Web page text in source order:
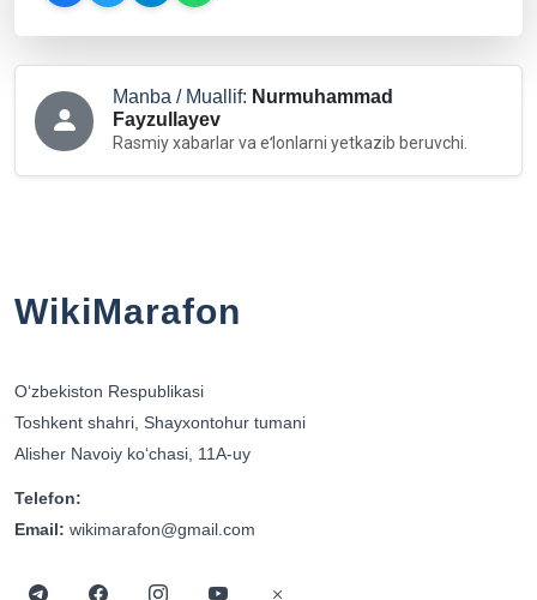
Manba / Muallif: Nurmuhammad
Fayzullayev
Rasmiy xabarlar va eʻlonlarni yetkazib beruvchi.
WikiMarafon
Oʻzbekiston Respublikasi
Toshkent shahri, Shayxontohur tumani
Alisher Navoiy koʻchasi, 11A-uy
Telefon:
Email: wikimarafon@gmail.com